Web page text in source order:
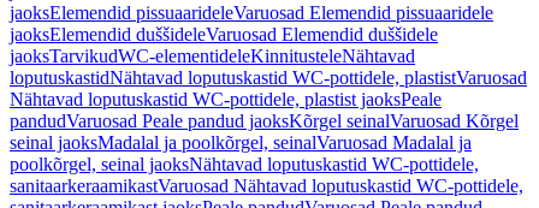
jaoksElemendid pissuaarideleVaruosad Elemendid pissuaaridele
jaoksElemendid duššideleVaruosad Elemendid duššidele
jaoksTarvikudWC-elementideleKinnitusteleNähtavad
loputuskastidNähtavad loputuskastid WC-pottidele, plastistVaruosad
Nähtavad loputuskastid WC-pottidele, plastist jaoksPeale
pandudVaruosad Peale pandud jaoksKõrgel seinalVaruosad Kõrgel
seinal jaoksMadalal ja poolkõrgel, seinalVaruosad Madalal ja
poolkõrgel, seinal jaoksNähtavad loputuskastid WC-pottidele,
sanitaarkeraamikastVaruosad Nähtavad loputuskastid WC-pottidele,